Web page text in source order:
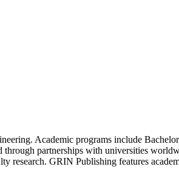
Academic programs include
partnerships with universities
research. GRIN Publishing features